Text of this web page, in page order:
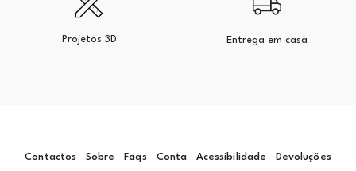
Projetos 3D Entrega em casa
Contactos Sobre Faqs Conta Acessibilidade Devoluções